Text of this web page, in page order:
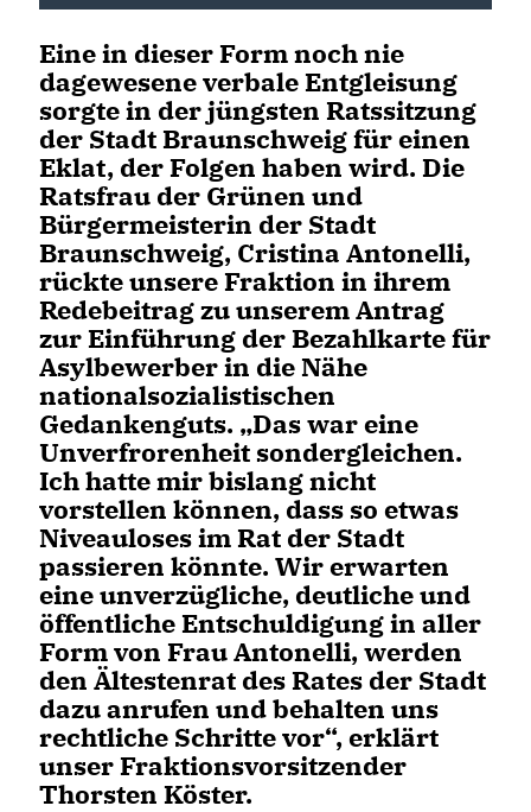
Eine in dieser Form noch nie
dagewesene verbale Entgleisung
sorgte in der jüngsten Ratssitzung
der Stadt Braunschweig für einen
Eklat, der Folgen haben wird. Die
Ratsfrau der Grünen und
Bürgermeisterin der Stadt
Braunschweig, Cristina Antonelli,
rückte unsere Fraktion in ihrem
Redebeitrag zu unserem Antrag
zur Einführung der Bezahlkarte für
Asylbewerber in die Nähe
nationalsozialistischen
Gedankenguts. „Das war eine
Unverfrorenheit sondergleichen.
Ich hatte mir bislang nicht
vorstellen können, dass so etwas
Niveauloses im Rat der Stadt
passieren könnte. Wir erwarten
eine unverzügliche, deutliche und
öffentliche Entschuldigung in aller
Form von Frau Antonelli, werden
den Ältestenrat des Rates der Stadt
dazu anrufen und behalten uns
rechtliche Schritte vor“, erklärt
unser Fraktionsvorsitzender
Thorsten Köster.